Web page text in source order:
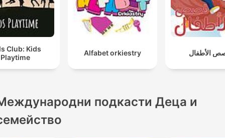
Club: Kids
Playtime
Alfabet orkiestry الأطفال
подкасти Деца и